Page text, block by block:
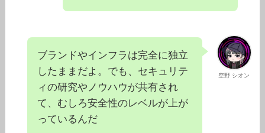
空野 シオン
ブランドやインフラは完全に独立
したままだよ。でも、セキュリテ
ィの研究やノウハウが共有され
て、むしろ安全性のレベルが上が
っているんだ